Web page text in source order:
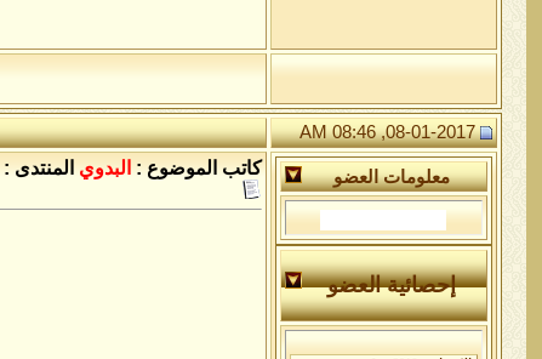
08-01-2017, 08:46 AM
معلومات العضو
إحصائية العضو
كاتب الموضوع : البدوي المنتدى :